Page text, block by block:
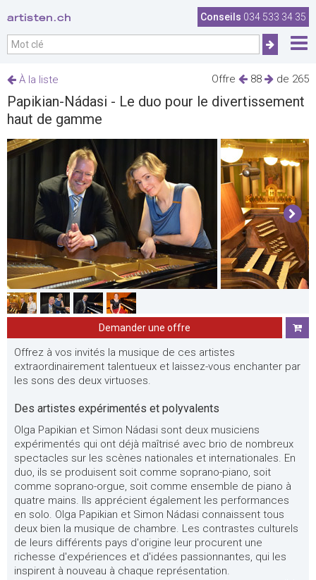
artisten.ch Conseils 034 533 34 35
Offre 88 de 265
À la liste
Papikian-Nádasi - Le duo pour le divertissement
haut de gamme
Demander une offre
Offrez à vos invités la musique de ces artistes
extraordinairement talentueux et laissez-vous enchanter par
les sons des deux virtuoses.
Des artistes expérimentés et polyvalents
Olga Papikian et Simon Nádasi sont deux musiciens
expérimentés qui ont déjà maîtrisé avec brio de nombreux
spectacles sur les scènes nationales et internationales. En
duo, ils se produisent soit comme soprano-piano, soit
comme soprano-orgue, soit comme ensemble de piano à
quatre mains. Ils apprécient également les performances
en solo. Olga Papikian et Simon Nádasi connaissent tous
deux bien la musique de chambre. Les contrastes culturels
de leurs différents pays d'origine leur procurent une
richesse d'expériences et d'idées passionnantes, qui les
inspirent à nouveau à chaque représentation.